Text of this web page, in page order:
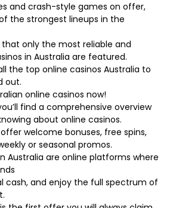
and crash-style games on offer,
the strongest lineups in the
that only the most reliable and
in Australia are featured.
the top online casinos Australia to
out.
online casinos now!
find a comprehensive overview
about online casinos.
welcome bonuses, free spins,
or seasonal promos.
Australia are online platforms where
cash, and enjoy the full spectrum of